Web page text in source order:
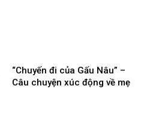
“Chuyến đi của Gấu Nâu” –
Câu chuyện xúc động về mẹ